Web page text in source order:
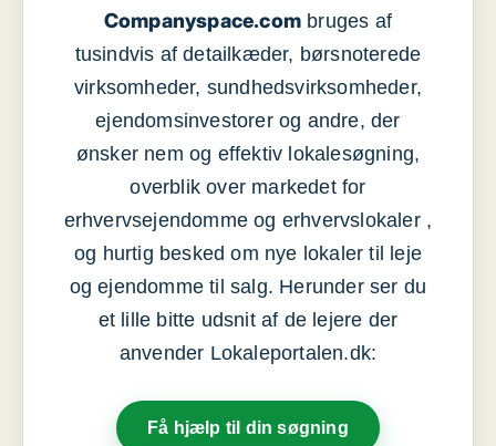
Companyspace.com bruges af
tusindvis af detailkæder, børsnoterede
virksomheder, sundhedsvirksomheder,
ejendomsinvestorer og andre, der
ønsker nem og effektiv lokalesøgning,
overblik over markedet for
erhvervsejendomme og erhvervslokaler ,
og hurtig besked om nye lokaler til leje
og ejendomme til salg. Herunder ser du
et lille bitte udsnit af de lejere der
anvender Lokaleportalen.dk:
Få hjælp til din søgning